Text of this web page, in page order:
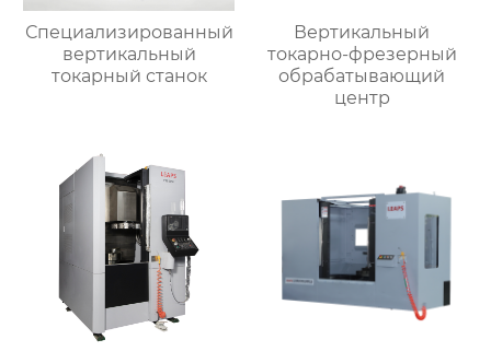
Специализированный
вертикальный
токарный станок
Вертикальный
токарно-фрезерный
обрабатывающий
центр